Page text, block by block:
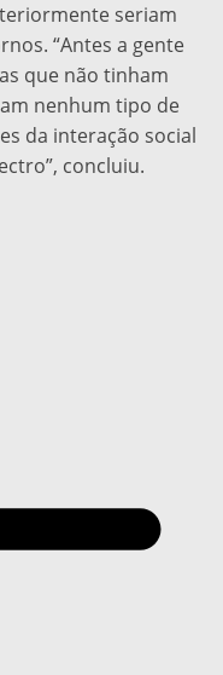
seriam
“Antes a gente
que não tinham
nenhum tipo de
da interação social
concluiu.